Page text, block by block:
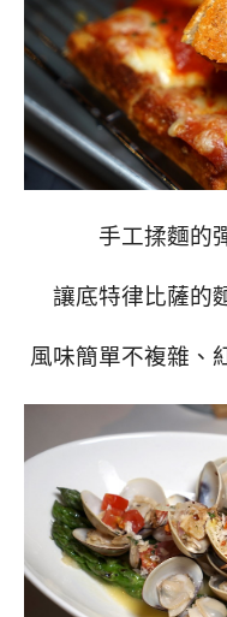
手工揉麵的
讓底特律比薩的
風味簡單不複雜、